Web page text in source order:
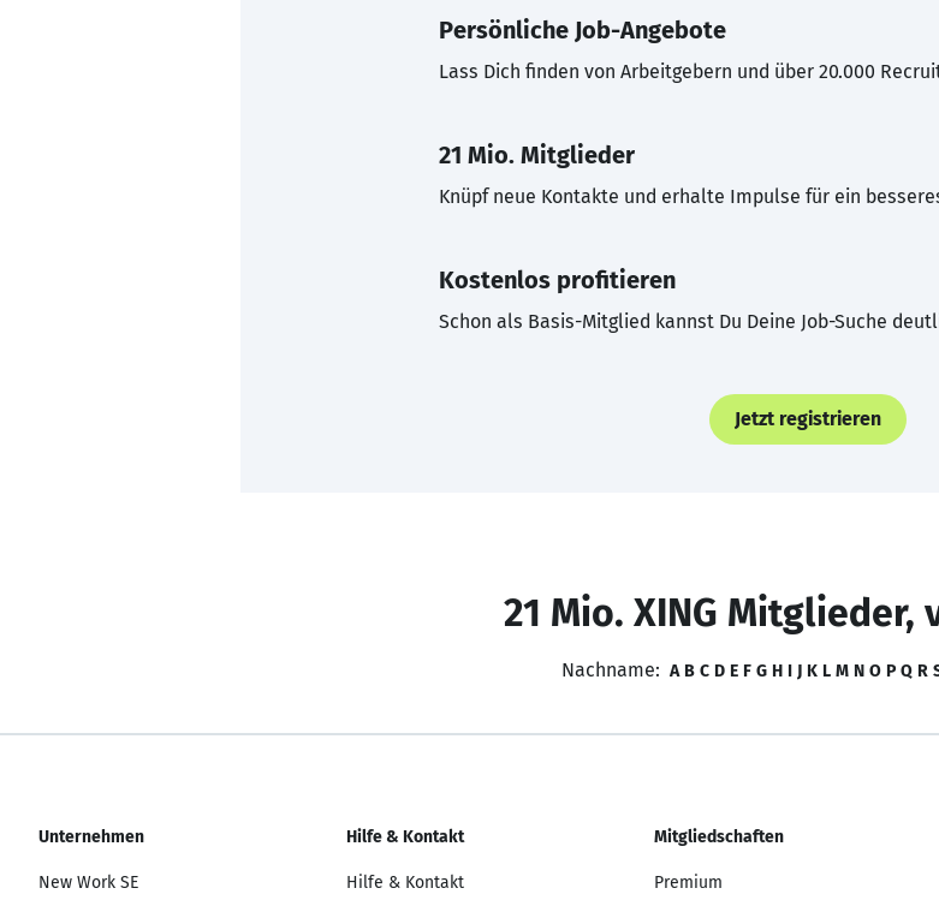
Persönliche Job-Angebote
Lass Dich finden von Arbeitgebern und über 20.000
21 Mio. Mitglieder
Knüpf neue Kontakte und erhalte Impulse für ein
Kostenlos profitieren
Schon als Basis-Mitglied kannst Du Deine Job-Suche
Jetzt registrieren
21 Mio. XING Mitglieder,
Nachname: A B C D E F G H I J K L M N O P Q R
Unternehmen
New Work SE
Hilfe & Kontakt
Hilfe & Kontakt
Mitgliedschaften
Premium